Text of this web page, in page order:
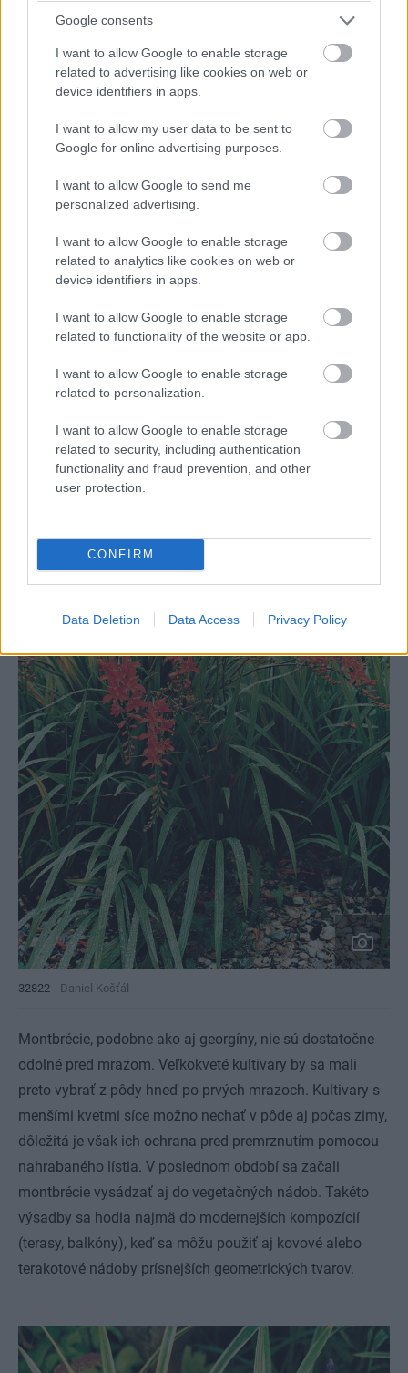
Google consents
I want to allow Google to enable storage
related to advertising like cookies on web or
device identifiers in apps.
I want to allow my user data to be sent to
Google for online advertising purposes.
I want to allow Google to send me
personalized advertising.
I want to allow Google to enable storage
related to analytics like cookies on web or
device identifiers in apps.
I want to allow Google to enable storage
related to functionality of the website or app.
I want to allow Google to enable storage
related to personalization.
I want to allow Google to enable storage
related to security, including authentication
functionality and fraud prevention, and other
user protection.
CONFIRM
Data Deletion Data Access Privacy Policy
Trocha exotiky
Zo Strednej a Južnej Ameriky sa do našich okrasných
záhrad dostala montbrécia(Crocosmia x crosmiiflora),
ktorá vzhľadom pripomína miniatúrne gladioly. Z
mečovitých listov vyrastajú efektné voňavé previsnuté
súkvetia bielej, žltkastej a oranžovej farby. Montbrécia
kvitne celé leto až do príchodu prvých mrazov. Táto
rastlina vynikne najmä na pestrých letničkových a
Cibuľovité hľuzy, obalené hnedou vláknitou šupkou, sa do
záhrad vysádzajú koncom apríla (do hĺbky 8 cm, asi 15
jednotlivo), pretože tak najviac vynikne krása kvitnúcich
priepustných pôd.
32822 Daniel Košťál
Montbrécie, podobne ako aj georgíny, nie sú dostatočne
odolné pred mrazom. Veľkokveté kultivary by sa mali
preto vybrať z pôdy hneď po prvých mrazoch. Kultivary s
menšími kvetmi síce možno nechať v pôde aj počas zimy,
dôležitá je však ich ochrana pred premrznutím pomocou
nahrabaného lístia. V poslednom období sa začali
montbrécie vysádzať aj do vegetačných nádob. Takéto
výsadby sa hodia najmä do modernejších kompozícií
(terasy, balkóny), keď sa môžu použiť aj kovové alebo
terakotové nádoby prísnejších geometrických tvarov.